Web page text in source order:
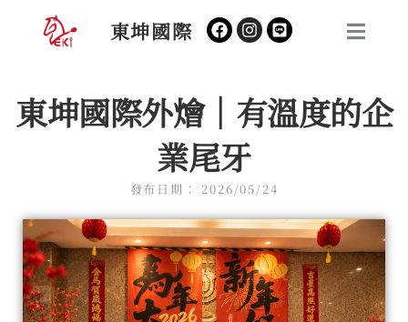
東坤國際 Facebook
Instagram
東坤國際外燴｜有溫度的企
業尾牙
發布日期： 2026/05/24